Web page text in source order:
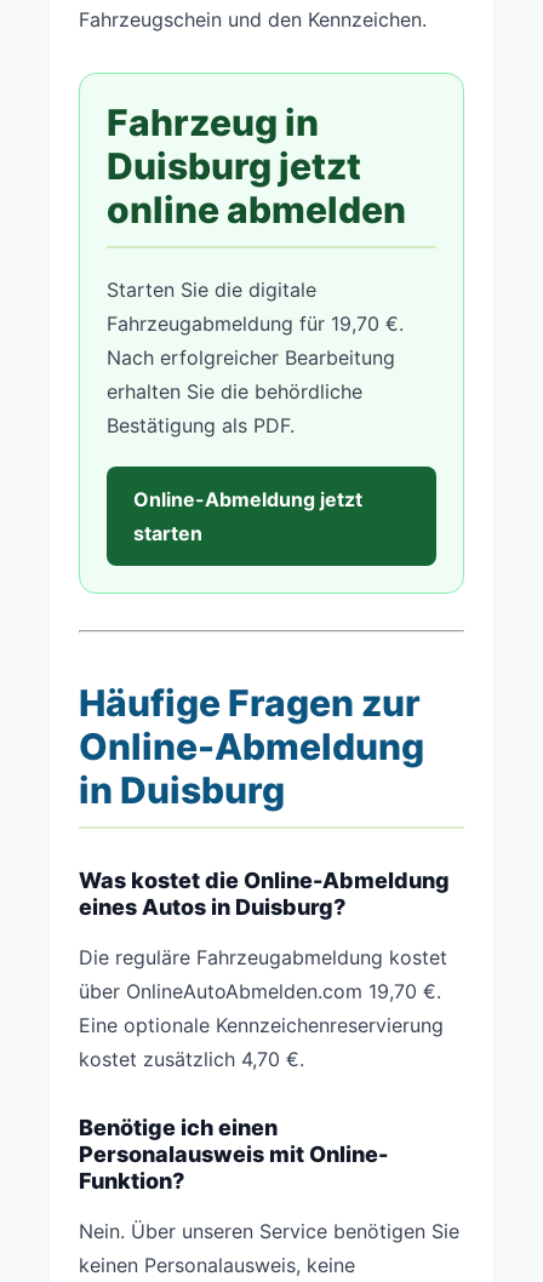
Fahrzeugschein und den Kennzeichen.
Fahrzeug in
Duisburg jetzt
online abmelden
Starten Sie die digitale
Fahrzeugabmeldung für 19,70 €.
Nach erfolgreicher Bearbeitung
erhalten Sie die behördliche
Bestätigung als PDF.
Online-Abmeldung jetzt
starten
Häufige Fragen zur
Online-Abmeldung
in Duisburg
Was kostet die Online-Abmeldung
eines Autos in Duisburg?
Die reguläre Fahrzeugabmeldung kostet
über OnlineAutoAbmelden.com 19,70 €.
Eine optionale Kennzeichenreservierung
kostet zusätzlich 4,70 €.
Benötige ich einen
Personalausweis mit Online-
Funktion?
Nein. Über unseren Service benötigen Sie
keinen Personalausweis, keine